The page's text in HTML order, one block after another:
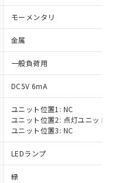
モーメンタリ
金属
一般負荷用
DC5V 6mA
ユニット位置1: NC
ユニット位置2: 点灯ユニット
ユニット位置3: NC
LEDランプ
緑
（10物質）の
可能な商品で